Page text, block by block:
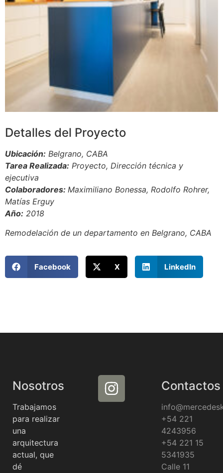
Detalles del Proyecto
Ubicación: Belgrano, CABA
Tarea Realizada: Proyecto, Dirección técnica y
ejecutiva
Colaboradores: Maximiliano Bonessa, Rodolfo Rohrer,
Matías Erguy
Año: 2018
Remodelación de un departamento en Belgrano, CABA
Facebook X LinkedIn
Nosotros
Trabajamos
para realizar
una
arquitectura
actual, que
dé
Contactos
+54 221
4243956
+54 221 15
5341935
Calle 11